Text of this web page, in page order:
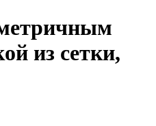
из сетки,